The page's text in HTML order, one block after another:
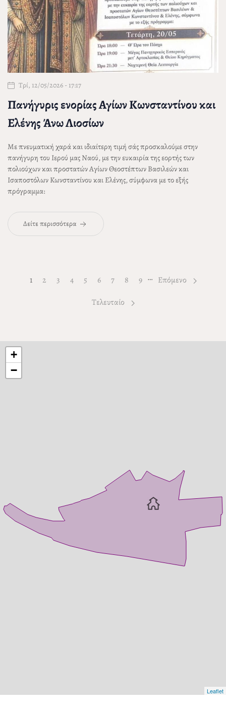
Τρί, 12/05/2026 - 17:17
Πανήγυρις ενορίας Αγίων Κωνσταντίνου και
Ελένης Άνω Λιοσίων
Με πνευματική χαρά και ιδιαίτερη τιμή σάς προσκαλούμε στην
πανήγυρη του Ιερού μας Ναού, με την ευκαιρία της εορτής των
πολιούχων και προστατών Αγίων Θεοστέπτων Βασιλεών και
Ισαποστόλων Κωνσταντίνου και Ελένης, σύμφωνα με το εξής
πρόγραμμα:
Δείτε περισσότερα
1 Page
2 Page
3 Page
4 Page
5 Page
6 Page
7 Page
8 Page
9 … Επόμενο
Τελευταίο
+
−
Leaflet